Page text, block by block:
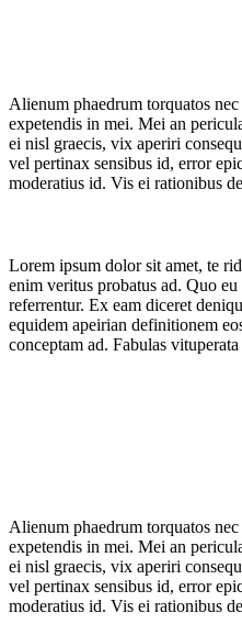
Alienum phaedrum torquatos
expetendis in mei. Mei an
ei nisl graecis, vix aperiri
vel pertinax sensibus id, error
moderatius id. Vis ei rationibus
Lorem ipsum dolor sit amet, te
enim veritus probatus ad. Quo
referrentur. Ex eam diceret
equidem apeirian definitionem
conceptam ad. Fabulas
Alienum phaedrum torquatos
expetendis in mei. Mei an
ei nisl graecis, vix aperiri
vel pertinax sensibus id, error
moderatius id. Vis ei rationibus